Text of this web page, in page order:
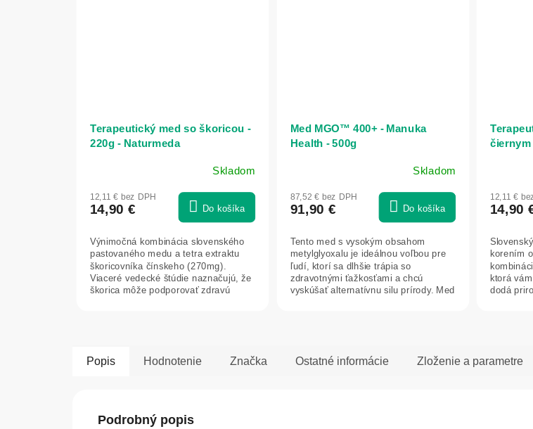
Terapeutický med so škoricou -
220g - Naturmeda
Skladom
12,11 € bez DPH
14,90 € Do košíka
Výnimočná kombinácia slovenského
pastovaného medu a tetra extraktu
škoricovníka čínskeho (270mg).
Viaceré vedecké štúdie naznačujú, že
škorica môže podporovať zdravú
Med MGO™ 400+ - Manuka
Health - 500g
produktu
z
5
hviezdičiek.
Skladom
87,52 € bez DPH
91,90 € Do košíka
Tento med s vysokým obsahom
metylglyoxalu je ideálnou voľbou pre
ľudí, ktorí sa dlhšie trápia so
zdravotnými ťažkosťami a chcú
vyskúšať alternatívnu silu prírody. Med
čiernym
produktu
z
5
12,11 €
14,90
korením
ktorá
dodá
Popis Hodnotenie Značka Ostatné informácie Zloženie a parametre
Podrobný popis